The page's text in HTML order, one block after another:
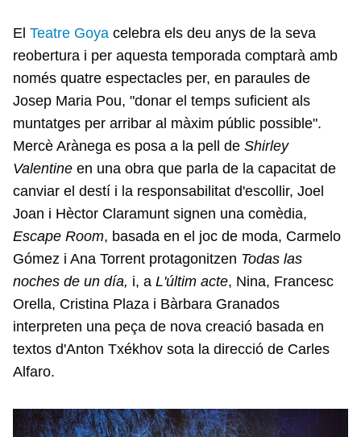
El Teatre Goya celebra els deu anys de la seva
reobertura i per aquesta temporada comptarà amb
només quatre espectacles per, en paraules de
Josep Maria Pou, "donar el temps suficient als
muntatges per arribar al màxim públic possible".
Mercè Arànega es posa a la pell de Shirley
Valentine en una obra que parla de la capacitat de
canviar el destí i la responsabilitat d'escollir, Joel
Joan i Hèctor Claramunt signen una comèdia,
Escape Room, basada en el joc de moda, Carmelo
Gómez i Ana Torrent protagonitzen Todas las
noches de un día, i, a L'últim acte, Nina, Francesc
Orella, Cristina Plaza i Bàrbara Granados
interpreten una peça de nova creació basada en
textos d'Anton Txékhov sota la direcció de Carles
Alfaro.